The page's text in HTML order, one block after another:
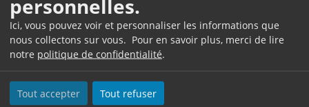
personnelles.
Ici, vous pouvez voir et personnaliser les informations que
nous collectons sur vous. Pour en savoir plus, merci de lire
notre politique de confidentialité.
Tout accepter Tout refuser
chacune des 2 périodes.
En cas de naissance prématurée, votre congé
débute sans délai et vous pouvez prendre la
cours du mois suivant la naissance.